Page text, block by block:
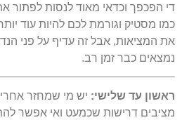
די הפכפך וכדאי מאוד לנסות
כמו מסטיק וגורמת לכם להיות עוד
את המציאות, אבל זה עדיף על פני
נמצאים כבר זמן רב.
ראשון עד שלישי: יש מי שמחזר
מציבים דרישות שכמעט ואי אפשר